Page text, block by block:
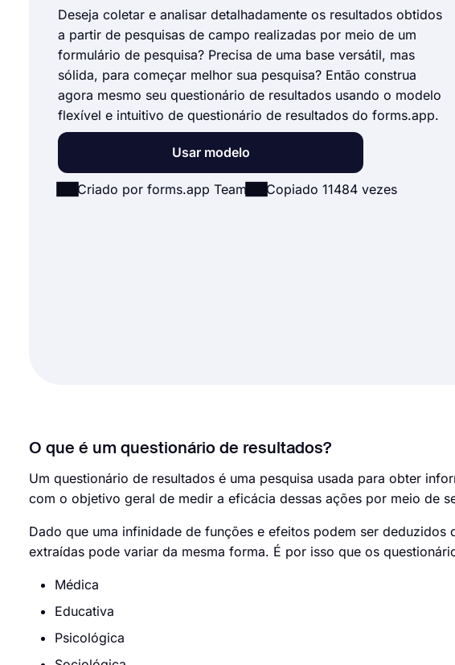
Deseja coletar e analisar detalhadamente os resultados obtidos
a partir de pesquisas de campo realizadas por meio de um
formulário de pesquisa? Precisa de uma base versátil, mas
sólida, para começar melhor sua pesquisa? Então construa
agora mesmo seu questionário de resultados usando o modelo
flexível e intuitivo de questionário de resultados do forms.app.
Usar modelo
Criado por forms.app Team Copiado 11484 vezes
O que é um questionário de resultados?
Um questionário de resultados é uma pesquisa usada para obter
com o objetivo geral de medir a eficácia dessas ações por meio de
Dado que uma infinidade de funções e efeitos podem ser
extraídas pode variar da mesma forma. É por isso que os
Médica
Educativa
Psicológica